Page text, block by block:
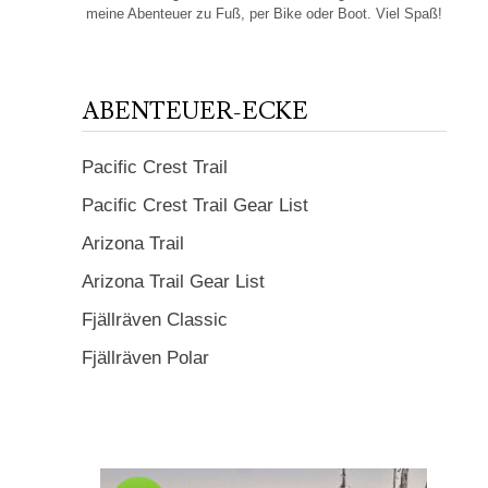
meine Abenteuer zu Fuß, per Bike oder Boot. Viel Spaß!
ABENTEUER-ECKE
Pacific Crest Trail
Pacific Crest Trail Gear List
Arizona Trail
Arizona Trail Gear List
Fjällräven Classic
Fjällräven Polar